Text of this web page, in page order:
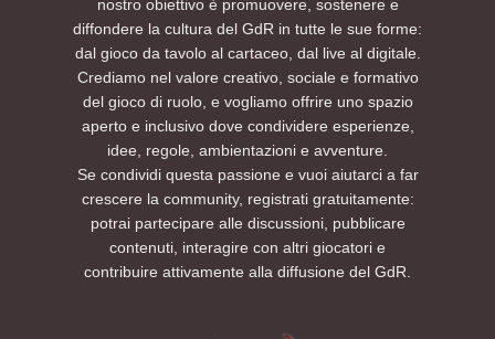
nostro obiettivo è promuovere, sostenere e
diffondere la cultura del GdR in tutte le sue forme:
dal gioco da tavolo al cartaceo, dal live al digitale.
Crediamo nel valore creativo, sociale e formativo
del gioco di ruolo, e vogliamo offrire uno spazio
aperto e inclusivo dove condividere esperienze,
idee, regole, ambientazioni e avventure.
Se condividi questa passione e vuoi aiutarci a far
crescere la community, registrati gratuitamente:
potrai partecipare alle discussioni, pubblicare
contenuti, interagire con altri giocatori e
contribuire attivamente alla diffusione del GdR.